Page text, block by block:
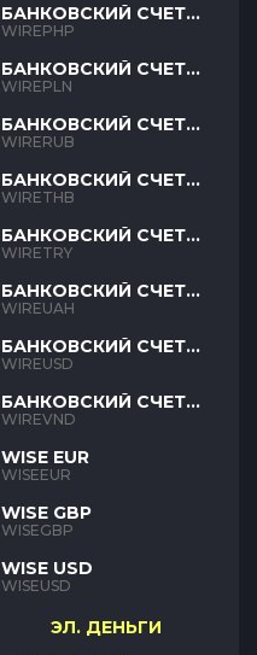
БАНКОВСКИЙ СЧЕТ
PHP
WIREPHP
БАНКОВСКИЙ СЧЕТ
PLN
WIREPLN
БАНКОВСКИЙ СЧЕТ
RUB
WIRERUB
БАНКОВСКИЙ СЧЕТ
THB
WIRETHB
БАНКОВСКИЙ СЧЕТ
TRY
WIRETRY
БАНКОВСКИЙ СЧЕТ
UAH
WIREUAH
БАНКОВСКИЙ СЧЕТ
USD
WIREUSD
БАНКОВСКИЙ СЧЕТ
VND
WIREVND
WISE EUR
WISEEUR
WISE GBP
WISEGBP
WISE USD
WISEUSD
ЭЛ. ДЕНЬГИ